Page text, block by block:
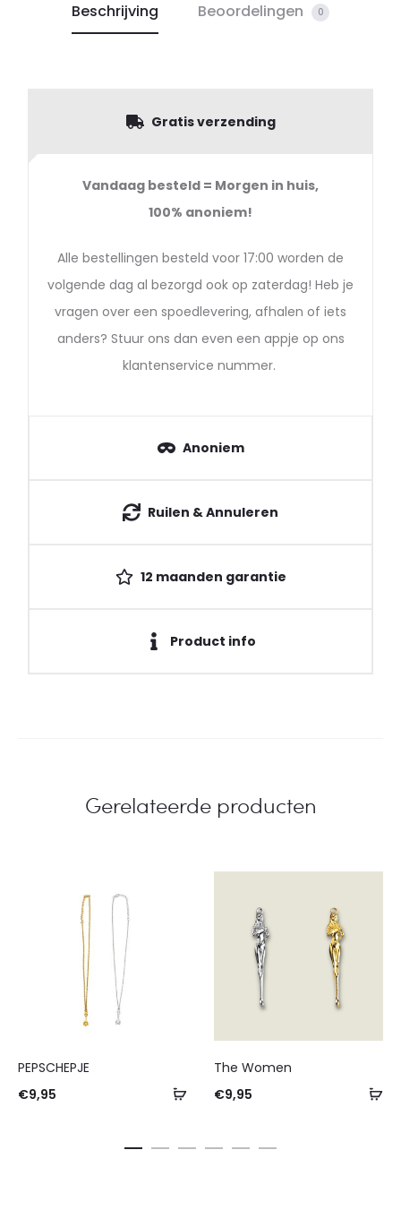
Beschrijving Beoordelingen 0
Gratis verzending
Vandaag besteld = Morgen in huis,
100% anoniem!
Alle bestellingen besteld voor 17:00 worden de
volgende dag al bezorgd ook op zaterdag! Heb je
vragen over een spoedlevering, afhalen of iets
anders? Stuur ons dan even een appje op ons
klantenservice nummer.
Anoniem
Ruilen & Annuleren
12 maanden garantie
Product info
Gerelateerde producten
PEPSCHEPJE
€9,95
The Women
€9,95